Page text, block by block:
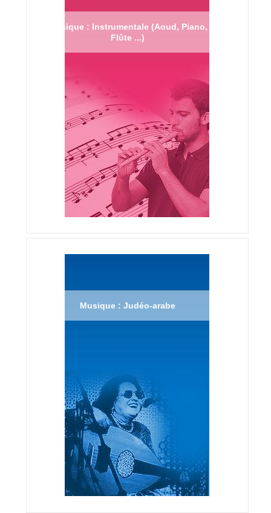
Musique : Instrumentale (Aoud, Piano,
Flûte ...)
Musique : Judéo-arabe